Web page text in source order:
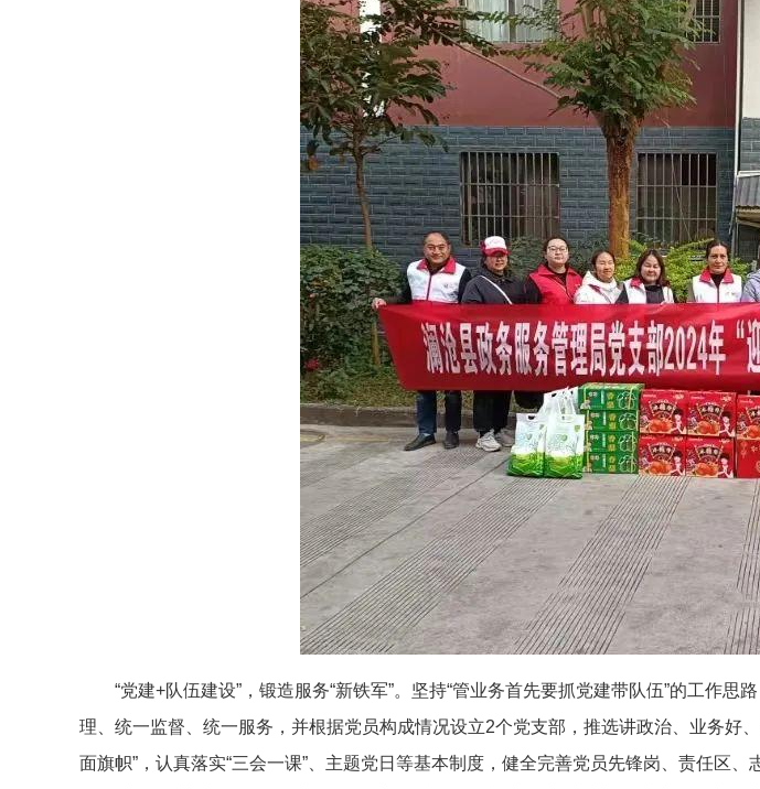
“党建+队伍建设”，锻造服务“新铁军”。坚持“管业务首先要抓党建带队伍”的工作
理、统一监督、统一服务，并根据党员构成情况设立2个党支部，推选讲政治、业务好
面旗帜”，认真落实“三会一课”、主题党日等基本制度，健全完善党员先锋岗、责任区